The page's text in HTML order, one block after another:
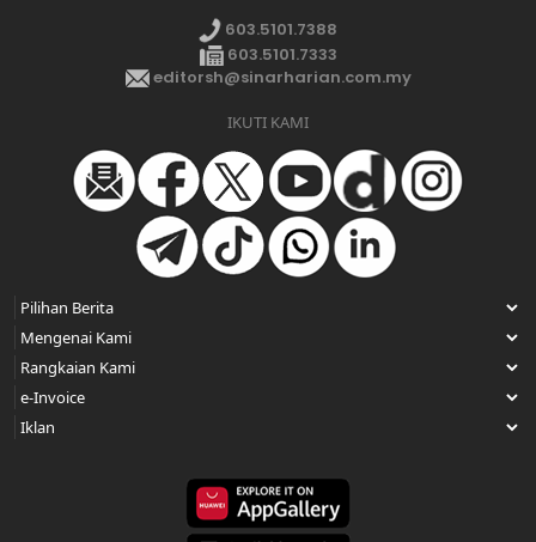
603.5101.7388
603.5101.7333
editorsh@sinarharian.com.my
IKUTI KAMI